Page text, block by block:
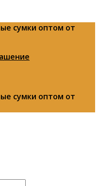
сумки оптом от
сумки оптом от